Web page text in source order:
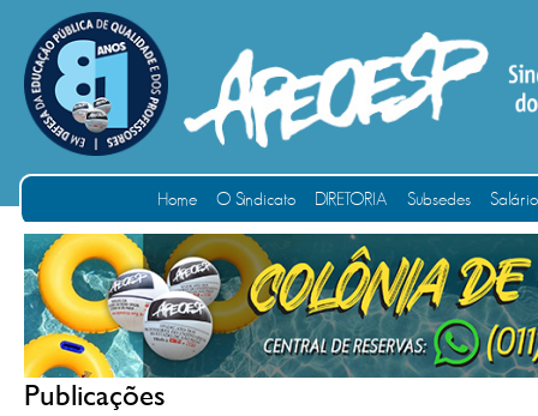
Home O Sindicato DIRETORIA Subsedes
Publicações